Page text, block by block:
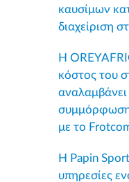
καυσίμων
διαχείριση
Η
κόστος του
αναλαμβάνει
με το
Η Papin Sport
υπηρεσίες